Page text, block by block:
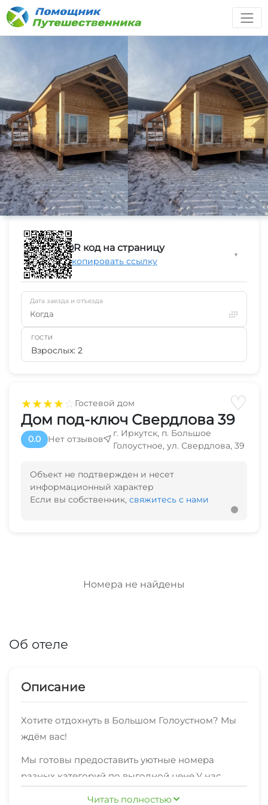
★★★★☆Гостевой дом ♡
Дом под-ключ Свердлова 39
0.0 Нет отзывов
г. Иркутск, п. Большое
Голоустное, ул. Свердлова, 39
Объект не подтвержден и несет
информационный характер
Если вы собственник, свяжитесь с нами
Номера не найдены
Об отеле
Описание
Хотите отдохнуть в Большом Голоустном? Мы
ждём вас!
Мы готовы предоставить уютные номера
разных категорий по выгодной цене.У нас
Читать полностью
QR код на страницу
Скопировать ссылку
▼
Дата заезда и отъезда
Когда
ГОСТИ
Взрослых: 2